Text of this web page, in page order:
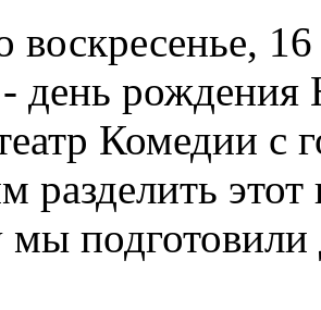
воскресенье,
день
Комедии с
разделить
мы